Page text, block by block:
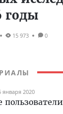
годы
15 973 0
января 2020